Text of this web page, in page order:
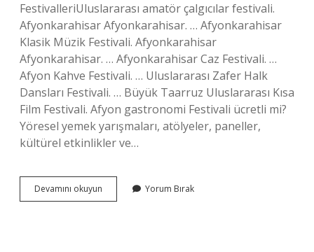
FestivalleriUluslararası amatör çalgıcılar festivali.
Afyonkarahisar Afyonkarahisar. … Afyonkarahisar
Klasik Müzik Festivali. Afyonkarahisar
Afyonkarahisar. … Afyonkarahisar Caz Festivali. …
Afyon Kahve Festivali. … Uluslararası Zafer Halk
Dansları Festivali. … Büyük Taarruz Uluslararası Kısa
Film Festivali. Afyon gastronomi Festivali ücretli mi?
Yöresel yemek yarışmaları, atölyeler, paneller,
kültürel etkinlikler ve…
Devamını okuyun Afyonkarahisar
Festivali
Yorum Bırak